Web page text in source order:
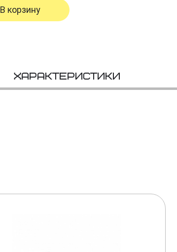
В корзину
Характеристики